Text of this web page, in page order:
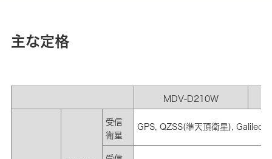
主な定格
MDV-D210W
受信
衛星
GPS, QZSS(準天頂衛星), Galileo,